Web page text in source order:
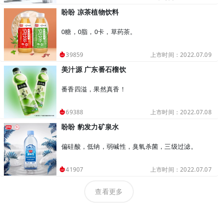
盼盼 凉茶植物饮料
0糖，0脂，0卡，草药茶。
39859 上市时间：2022.07.09
美汁源 广东番石榴饮
番香四溢，果然真香！
69388 上市时间：2022.07.08
盼盼 豹发力矿泉水
偏硅酸，低钠，弱碱性，臭氧杀菌，三级过滤。
41907 上市时间：2022.07.07
查看更多